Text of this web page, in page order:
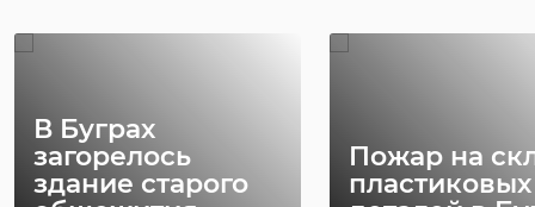
В Буграх
загорелось
здание старого
Пожар на
пластиковых